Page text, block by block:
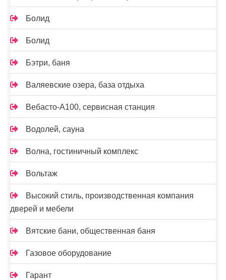
Болид
Болид
Бэтри, баня
Валяевские озера, база отдыха
Вебасто-А100, сервисная станция
Водолей, сауна
Волна, гостиничный комплекс
Вольтаж
Высокий стиль, производственная компания
дверей и мебели
Вятские бани, общественная баня
Газовое оборудование
Гарант